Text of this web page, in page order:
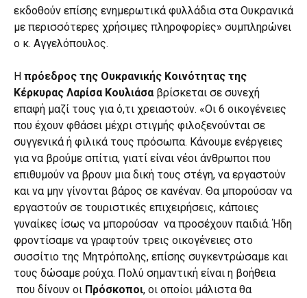
εκδοθούν επίσης ενημερωτικά φυλλάδια στα Ουκρανικά
με περισσότερες χρήσιμες πληροφορίες» συμπληρώνει
ο κ. Αγγελόπουλος.
Η πρόεδρος της Ουκρανικής Κοινότητας της
Κέρκυρας Λαρίσα Κουλιάσα βρίσκεται σε συνεχή
επαφή μαζί τους για ό,τι χρειαστούν. «Οι 6 οικογένειες
που έχουν φθάσει μέχρι στιγμής φιλοξενούνται σε
συγγενικά ή φιλικά τους πρόσωπα. Κάνουμε ενέργειες
για να βρούμε σπίτια, γιατί είναι νέοι άνθρωποι που
επιθυμούν να βρουν μια δική τους στέγη, να εργαστούν
και να μην γίνονται βάρος σε κανέναν. Θα μπορούσαν να
εργαστούν σε τουριστικές επιχειρήσεις, κάποιες
γυναίκες ίσως να μπορούσαν να προσέχουν παιδιά. Ήδη
φροντίσαμε να γραφτούν τρεις οικογένειες στο
συσσίτιο της Μητρόπολης, επίσης συγκεντρώσαμε και
τους δώσαμε ρούχα. Πολύ σημαντική είναι η βοήθεια
που δίνουν οι Πρόσκοποι, οι οποίοι μάλιστα θα